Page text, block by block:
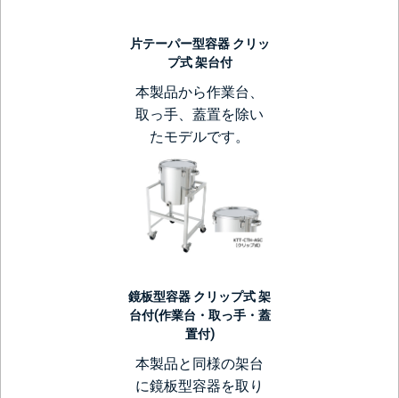
片テーパー型容器 クリッ
プ式 架台付
本製品から作業台、
取っ手、蓋置を除い
たモデルです。
鏡板型容器 クリップ式 架
台付(作業台・取っ手・蓋
置付)
本製品と同様の架台
に鏡板型容器を取り